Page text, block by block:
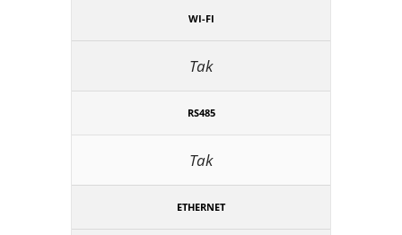
WI-FI
Tak
RS485
Tak
ETHERNET